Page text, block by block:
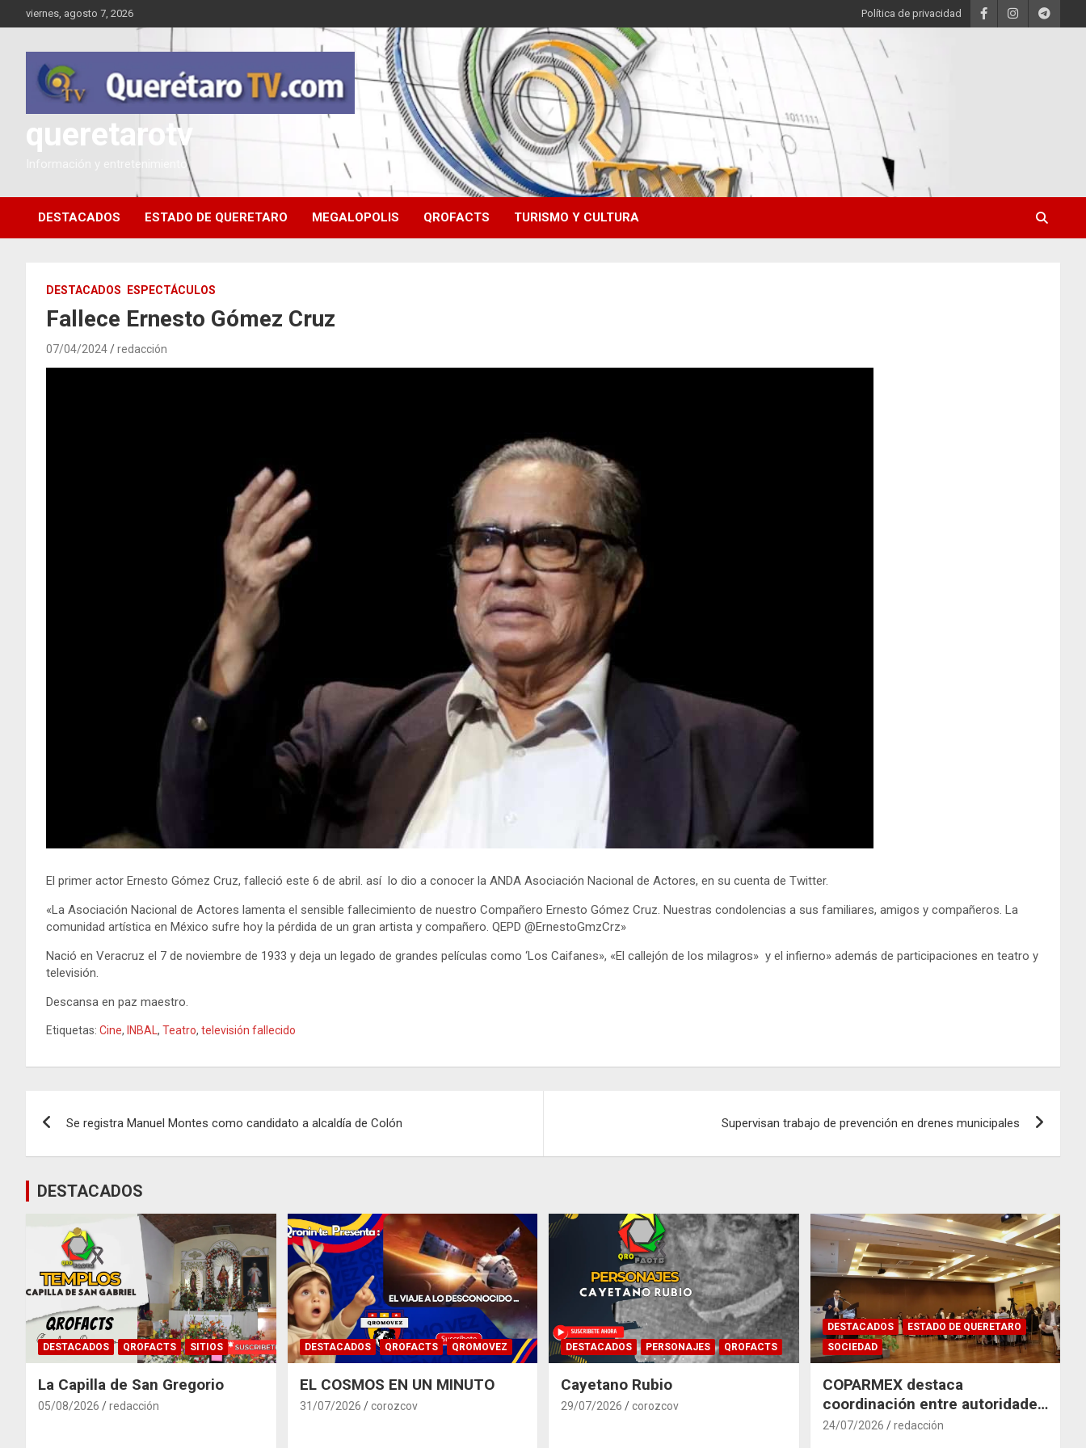
al
viernes, agosto 7, 2026 Política de privacidad
queretarotv
Información y entretenimiento
DESTACADOS ESTADO DE QUERETARO MEGALOPOLIS QROFACTS TURISMO Y CULTURA
DESTACADOS ESPECTÁCULOS
Fallece Ernesto Gómez Cruz
07/04/2024 redacción
El primer actor Ernesto Gómez Cruz, falleció este 6 de abril. así lo dio a conocer la ANDA Asociación Nacional de Actores, en su cuenta de Twitter.
«La Asociación Nacional de Actores lamenta el sensible fallecimiento de nuestro Compañero Ernesto Gómez Cruz. Nuestras condolencias a sus familiares, amigos y compañeros. La
comunidad artística en México sufre hoy la pérdida de un gran artista y compañero. QEPD @ErnestoGmzCrz»
Nació en Veracruz el 7 de noviembre de 1933 y deja un legado de grandes películas como ‘Los Caifanes», «El callejón de los milagros» y el infierno» además de participaciones en teatro y
televisión.
Descansa en paz maestro.
Etiquetas: Cine, INBAL , Teatro, televisión fallecido
entradas
Se registra Manuel Montes como candidato a alcaldía de Colón Supervisan trabajo de prevención en drenes municipales
DESTACADOS
DESTACADOS QROFACTS SITIOS
La Capilla de San Gregorio
05/08/2026 redacción
DESTACADOS QROFACTS QROMOVEZ
EL COSMOS EN UN MINUTO
31/07/2026 corozcov
DESTACADOS PERSONAJES QROFACTS
Cayetano Rubio
29/07/2026 corozcov
DESTACADOS
ESTADO DE QUERETARO
SOCIEDAD
COPARMEX destaca
coordinación entre autoridades
y empresas para mitigar el
24/07/2026 redacción